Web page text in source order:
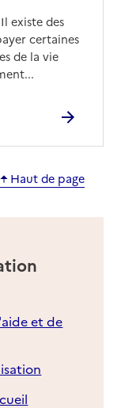
existe des
certaines
de la vie
Haut de page
et de